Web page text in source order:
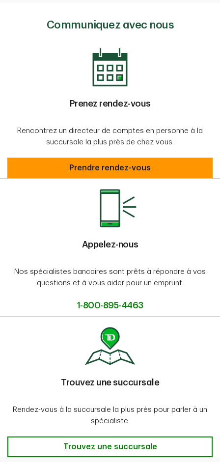
Communiquez avec nous
Prenez rendez-vous
Rencontrez un directeur de comptes en personne à la
succursale la plus près de chez vous.
Prendre rendez-vous
Prendre rendez-vous
Appelez-nous
Nos spécialistes bancaires sont prêts à répondre à vos
questions et à vous aider pour un emprunt.
1-800-895-4463
Trouvez une succursale
Rendez-vous à la succursale la plus près pour parler à un
spécialiste.
Trouvez une succursale
Trouvez une succursale